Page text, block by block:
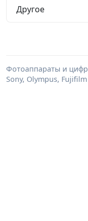
Другое
Фотоаппараты и
Sony, Olympus,